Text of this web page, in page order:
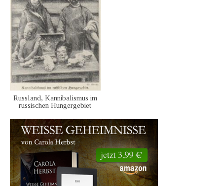
Russland, Kannibalismus im
russischen Hungergebiet